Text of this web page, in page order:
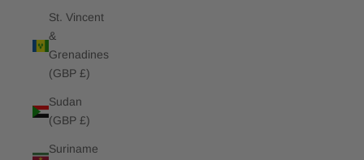
St. Vincent
&
Grenadines
(GBP £)
Sudan
(GBP £)
Suriname